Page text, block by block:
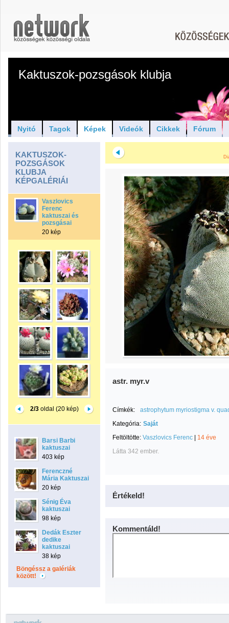
Kaktuszok-pozsgások klubja
Nyitó Tagok Képek Videók Cikkek Fórum
KAKTUSZOK-
POZSGÁSOK
KLUBJA
KÉPGALÉRIÁI
Vaszlovics
Ferenc
kaktuszai és
pozsgásai
20 kép
2/3oldal (20 kép)
Barsi Barbi
kaktuszai
403 kép
Ferenczné
Mária Kaktuszai
20 kép
Sénig Éva
kaktuszai
98 kép
Dedák Eszter
dedike
kaktuszai
38 kép
Böngéssz a galériák
között!
astr. myr.v
Címkék:
astrophytum myriostigma v.
Kategória: Saját
Feltöltötte: Vaszlovics Ferenc
14 éve
Látta 342 ember.
Értékeld!
Kommentáld!